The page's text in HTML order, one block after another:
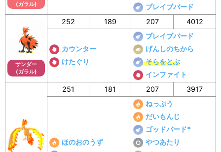
(ガラル)
ブレイブバード
サンダー
(ガラル)
252 189 207 4012
カウンター
けたぐり
ブレイブバード
げんしのちから
そらをとぶ
インファイト
251 181 207 3917
ほのおのうず
ねっぷう
だいもんじ
ゴッドバード*
やつあたり